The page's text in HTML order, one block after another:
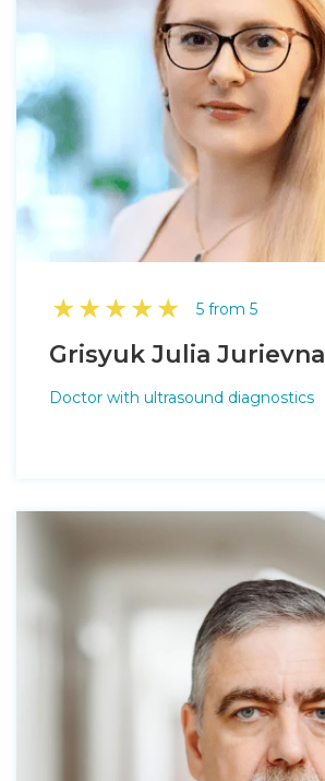
★★★★★ 5 from 5
Grisyuk Julia Jurievna
Doctor with ultrasound diagnostics